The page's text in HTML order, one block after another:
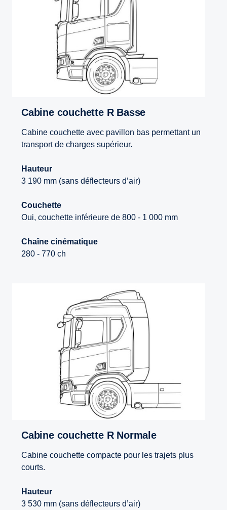
Cabine couchette R Basse
Cabine couchette avec pavillon bas permettant un
transport de charges supérieur.
Hauteur
3 190 mm (sans déflecteurs d’air)
Couchette
Oui, couchette inférieure de 800 - 1 000 mm
Chaîne cinématique
280 - 770 ch
Cabine couchette R Normale
Cabine couchette compacte pour les trajets plus
courts.
Hauteur
3 530 mm (sans déflecteurs d’air)